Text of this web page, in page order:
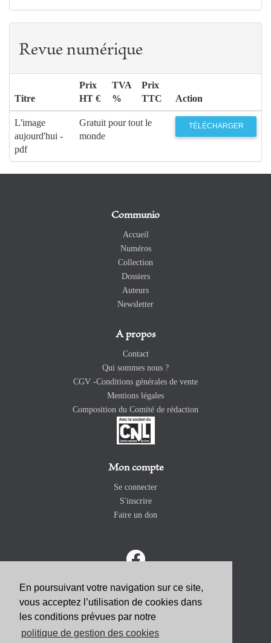
En poursuivant votre navigation sur ce site,
vous acceptez l’utilisation de cookies dans
les conditions prévues par notre
politique de gestion des cookies
Revue numérique
Titre
Prix
HT €
TVA
%
Prix
TTC
Action
L'image
aujourd'hui -
pdf
Gratuit pour tout le
monde
TÉLÉCHARGER
Communio
Accueil
Numéros
Collection
Dossiers
Auteurs
Newsletter
A propos
Contact
Qui sommes nous ?
CGV -Conditions générales de vente
Mentions légales
Composition du Comité de rédaction
Mon compte
Se connecter
S'inscrire
Faire un don
ABONNEZ-VOUS